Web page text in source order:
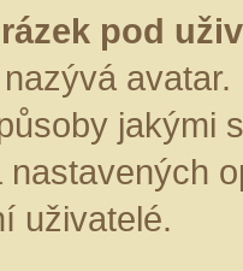
pod
jakými
uživatelé.